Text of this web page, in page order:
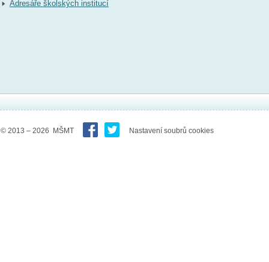
Adresáře školských institucí
© 2013 – 2026 MŠMT Nastavení soubrů cookies